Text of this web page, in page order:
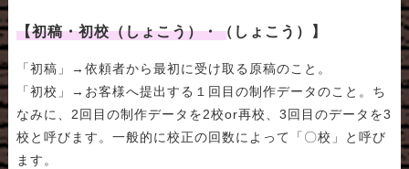
【初稿・初校（しょこう）・（しょこう）】
「初稿」→依頼者から最初に受け取る原稿のこと。
「初校」→お客様へ提出する１回目の制作データのこと。ち
なみに、2回目の制作データを2校or再校、3回目のデータを3
校と呼びます。一般的に校正の回数によって「〇校」と呼び
ます。